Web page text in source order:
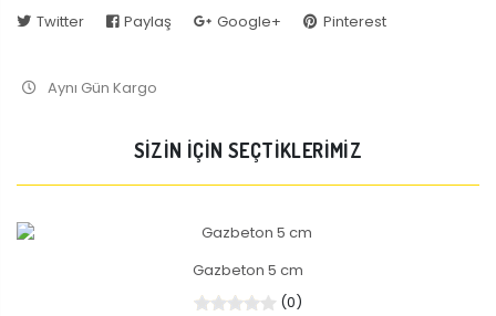
Twitter Paylaş Google+ Pinterest
Aynı Gün Kargo
SİZİN İÇİN SEÇTİKLERİMİZ
Gazbeton 5 cm
(0)